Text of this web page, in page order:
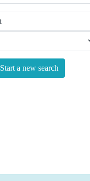
Start a new search